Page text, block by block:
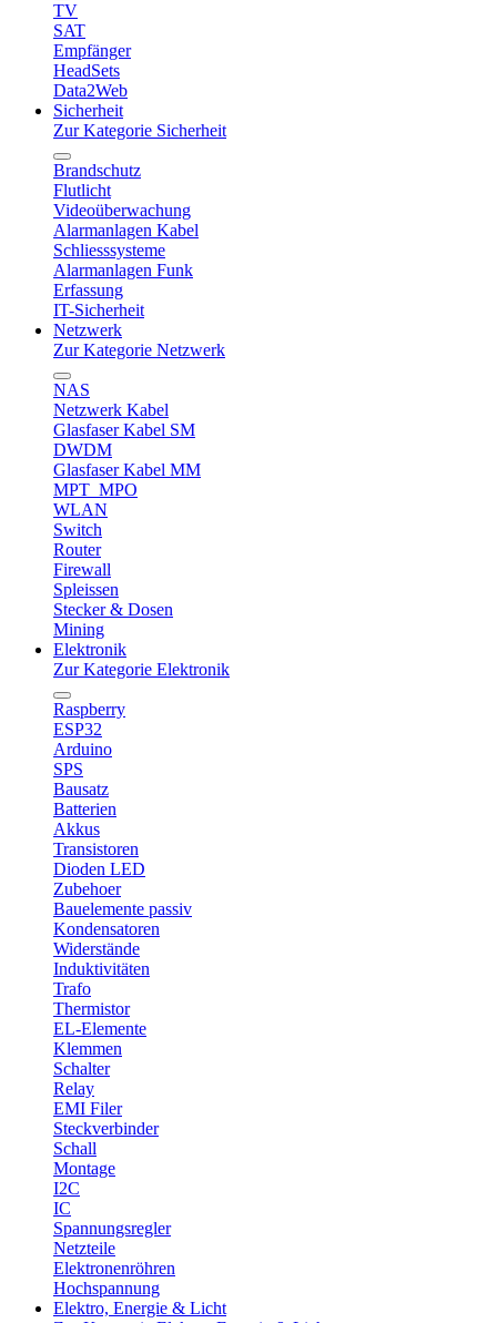
TV
SAT
Empfänger
HeadSets
Data2Web
Sicherheit
Zur Kategorie Sicherheit
Brandschutz
Flutlicht
Videoüberwachung
Alarmanlagen Kabel
Schliesssysteme
Alarmanlagen Funk
Erfassung
IT-Sicherheit
Netzwerk
Zur Kategorie Netzwerk
NAS
Netzwerk Kabel
Glasfaser Kabel SM
DWDM
Glasfaser Kabel MM
MPT_MPO
WLAN
Switch
Router
Firewall
Spleissen
Stecker & Dosen
Mining
Elektronik
Zur Kategorie Elektronik
Raspberry
ESP32
Arduino
SPS
Bausatz
Batterien
Akkus
Transistoren
Dioden LED
Zubehoer
Bauelemente passiv
Kondensatoren
Widerstände
Induktivitäten
Trafo
Thermistor
EL-Elemente
Klemmen
Schalter
Relay
EMI Filer
Steckverbinder
Schall
Montage
I2C
IC
Spannungsregler
Netzteile
Elektronenröhren
Hochspannung
Elektro, Energie & Licht